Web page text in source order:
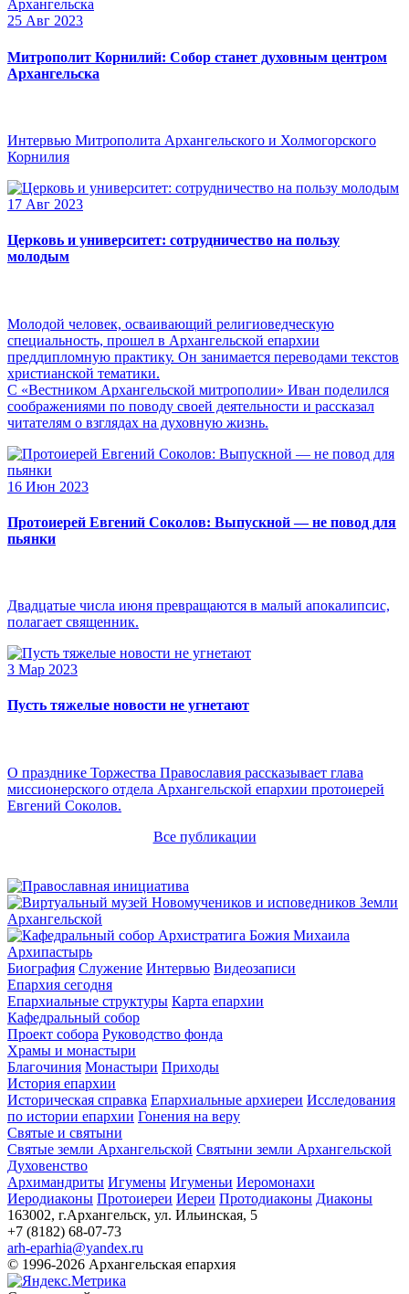
25 Авг 2023
Митрополит Корнилий: Собор станет духовным центром
Архангельска
Интервью Митрополита Архангельского и Холмогорского
Корнилия
17 Авг 2023
Церковь и университет: сотрудничество на пользу
молодым
Молодой человек, осваивающий религиоведческую
специальность, прошел в Архангельской епархии
преддипломную практику. Он занимается переводами текстов
христианской тематики.
С «Вестником Архангельской митрополии» Иван поделился
соображениями по поводу своей деятельности и рассказал
читателям о взглядах на духовную жизнь.
16 Июн 2023
Протоиерей Евгений Соколов: Выпускной — не повод для
пьянки
Двадцатые числа июня превращаются в малый апокалипсис,
полагает священник.
3 Мар 2023
Пусть тяжелые новости не угнетают
О празднике Торжества Православия рассказывает глава
миссионерского отдела Архангельской епархии протоиерей
Евгений Соколов.
Все публикации
Архипастырь
Биография Служение Интервью Видеозаписи
Епархия сегодня
Епархиальные структуры Карта епархии
Кафедральный собор
Проект собора Руководство фонда
Храмы и монастыри
Благочиния Монастыри Приходы
История епархии
Историческая справка Епархиальные архиереи Исследования
по истории епархии Гонения на веру
Святые и святыни
Святые земли Архангельской Святыни земли Архангельской
Духовенство
Архимандриты Игумены Игуменьи Иеромонахи
Иеродиаконы Протоиереи Иереи Протодиаконы Диаконы
163002, г.Архангельск, ул. Ильинская, 5
+7 (8182) 68-07-73
arh-eparhia@yandex.ru
© 1996-2026 Архангельская епархия